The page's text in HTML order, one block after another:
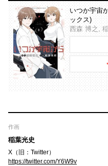
いつか宇宙
ックス)
西森 博之,
作画
稲葉光史
X（旧：Twitter）
https://twitter.com/Y6W9v